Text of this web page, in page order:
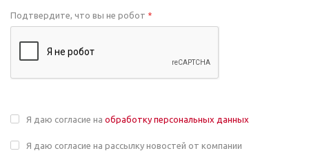
Подтвердите, что вы не робот *
Я даю согласие на обработку персональных данных
Я даю согласие на рассылку новостей от компании